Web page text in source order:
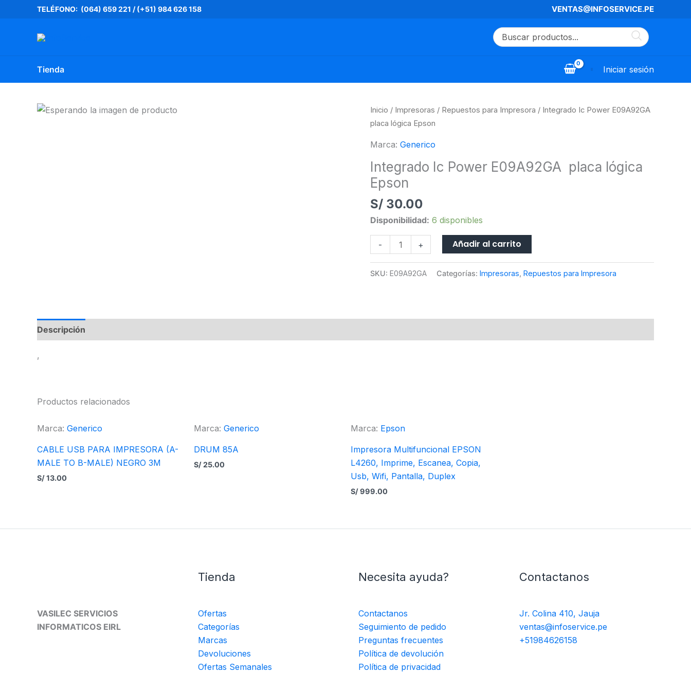
contenido
TELÉFONO: (064) 659 221 /(+51) 984 626 158 VENTAS@INFOSERVICE.PE
Tienda Iniciar sesión
Inicio / Impresoras / Repuestos para Impresora / Integrado Ic Power E09A92GA 
placa lógica Epson
Marca: Generico
Integrado Ic Power E09A92GA  placa lógica
Epson
S/ 30.00
Disponibilidad: 6 disponibles
-
Integrado
Ic
E09A92GA
placa
lógica
Epson
cantidad
+ Añadir al carrito
SKU: E09A92GA Categorías: Impresoras, Repuestos para Impresora
Descripción
,
Productos relacionados
Marca: Generico
CABLE USB PARA IMPRESORA (A-
MALE TO B-MALE) NEGRO 3M
S/13.00
Marca: Generico
DRUM 85A
S/25.00
Marca: Epson
Impresora Multifuncional EPSON
L4260, Imprime, Escanea, Copia,
Usb, Wifi, Pantalla, Duplex
S/999.00
VASILEC SERVICIOS
INFORMATICOS EIRL
Tienda
Ofertas
Categorías
Marcas
Devoluciones
Ofertas Semanales
Necesita ayuda?
Contactanos
Seguimiento de pedido
Preguntas frecuentes
Política de devolución
Política de privacidad
Contactanos
Jr. Colina 410, Jauja
ventas@infoservice.pe
+51984626158